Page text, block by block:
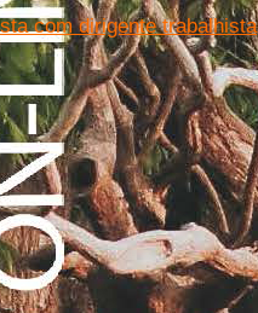
com dirigente trabalhista